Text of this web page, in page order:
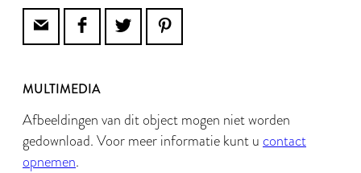
MULTIMEDIA
Afbeeldingen van dit object mogen niet worden
gedownload. Voor meer informatie kunt u contact
opnemen.